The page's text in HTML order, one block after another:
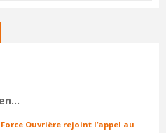
Ouvrière rejoint l’appel au